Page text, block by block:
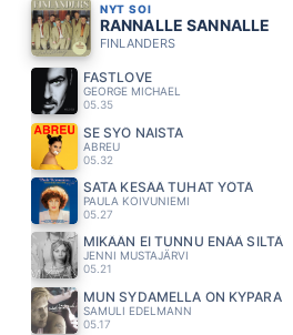
NYT SOI
RANNALLE SANNALLE
FINLANDERS
FASTLOVE
GEORGE MICHAEL
05.35
SE SYÖ NAISTA
ABREU
05.32
SATA KESÄÄ TUHAT YÖTÄ
PAULA KOIVUNIEMI
05.27
MIKÄÄN EI TUNNU ENÄÄ SILTÄ
JENNI MUSTAJÄRVI
05.21
MUN SYDAMELLA ON KYPARA
SAMULI EDELMANN
05.17